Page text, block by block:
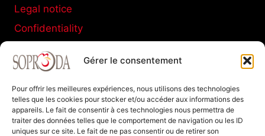
Gérer le consentement
Pour offrir les meilleures expériences, nous utilisons des technologies
telles que les cookies pour stocker et/ou accéder aux informations des
appareils. Le fait de consentir à ces technologies nous permettra de
traiter des données telles que le comportement de navigation ou les ID
uniques sur ce site. Le fait de ne pas consentir ou de retirer son
Legal notice
Confidentiality
Terms and conditions of sale
Cookies policy
SOPRODA